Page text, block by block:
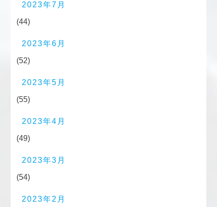
2023年7月
(44)
2023年6月
(52)
2023年5月
(55)
2023年4月
(49)
2023年3月
(54)
2023年2月